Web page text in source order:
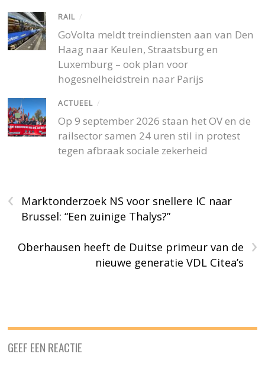
RAIL /
GoVolta meldt treindiensten aan van Den
Haag naar Keulen, Straatsburg en
Luxemburg – ook plan voor
hogesnelheidstrein naar Parijs
ACTUEEL /
Op 9 september 2026 staan het OV en de
railsector samen 24 uren stil in protest
tegen afbraak sociale zekerheid
‹
Marktonderzoek NS voor snellere IC naar
Brussel: “Een zuinige Thalys?”
›
Oberhausen heeft de Duitse primeur van de
nieuwe generatie VDL Citea’s
GEEF EEN REACTIE